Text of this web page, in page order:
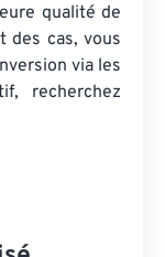
qualité de
des cas, vous
via les
recherchez